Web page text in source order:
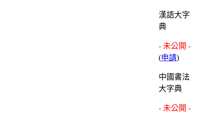
漢語大字
典
- 未公開 -
(申請)
中國書法
大字典
- 未公開 -